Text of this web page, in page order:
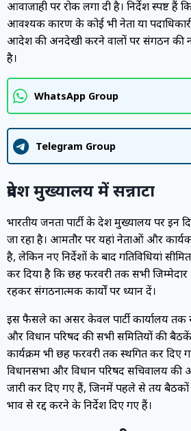
आवाजाही पर रोक लगा दी है। निर्देश स्पष्ट हैं
आवश्यक कारण के कोई भी नेता या
आदेश की अनदेखी करने वालों पर संगठन की
है।
WhatsApp Group
Telegram Group
प्रदेश मुख्यालय में सन्नाटा
भारतीय जनता पार्टी के प्रदेश मुख्यालय पर इन
जा रहा है। आमतौर पर यहां नेताओं और
है, लेकिन नए निर्देशों के बाद गतिविधियां
कर दिया है कि छह फरवरी तक सभी जिम्मेदार
रहकर संगठनात्मक कार्यों पर ध्यान दें।
इस फैसले का असर केवल पार्टी कार्यालय तक
और विधान परिषद की सभी समितियों की
कार्यक्रम भी छह फरवरी तक स्थगित कर दिए
विधानसभा और विधान परिषद सचिवालय
जारी कर दिए गए हैं, जिनमें पहले से तय बैठकों
प्रभाव से रद्द करने के निर्देश दिए गए हैं।